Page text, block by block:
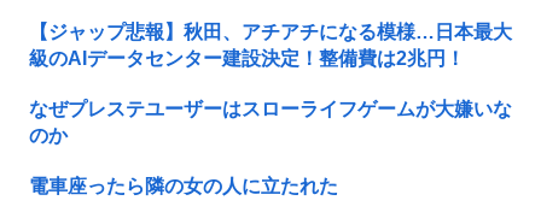
【ジャップ悲報】秋田、アチアチになる模様…日本最大
級のAIデータセンター建設決定！整備費は2兆円！
なぜプレステユーザーはスローライフゲームが大嫌いな
のか
電車座ったら隣の女の人に立たれた